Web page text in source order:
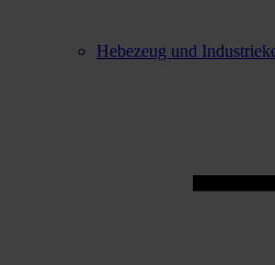
Hebezeug und